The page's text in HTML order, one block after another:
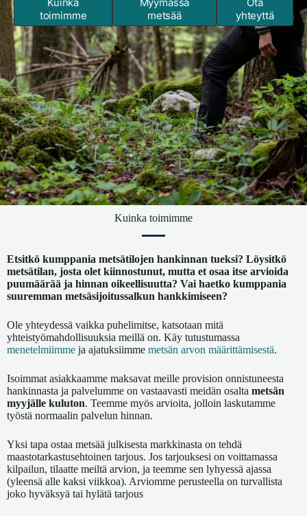
toimimme
metsää
yhteyttä
Kuinka toimimme
Etsitkö kumppania metsätilojen hankinnan tueksi? Löysitkö
metsätilan, josta olet kiinnostunut, mutta et osaa itse arvioida
puumäärää ja hinnan oikeellisuutta? Vai haetko kumppania
suuremman metsäsijoitussalkun hankkimiseen?
Ole yhteydessä vaikka puhelimitse, katsotaan mitä
yhteistyömahdollisuuksia meillä on. Käy tutustumassa
menetelmiimme ja ajatuksiimme metsän arvon määrittämisestä.
Isoimmat asiakkaamme maksavat meille provision onnistuneesta
hankinnasta ja palvelumme on vastaavasti meidän osalta metsän
myyjälle kuluton. Teemme myös arvioita, jolloin laskutamme
työstä normaalin palvelun hinnan.
Yksi tapa ostaa metsää julkisesta markkinasta on tehdä
maastotarkastusehtoinen tarjous. Jos tarjouksesi on voittamassa
kilpailun, tilaatte meiltä arvion, ja teemme sen lyhyessä ajassa
(yleensä alle kaksi viikkoa). Arviomme perusteella on turvallista
joko hyväksyä tai hylätä tarjous